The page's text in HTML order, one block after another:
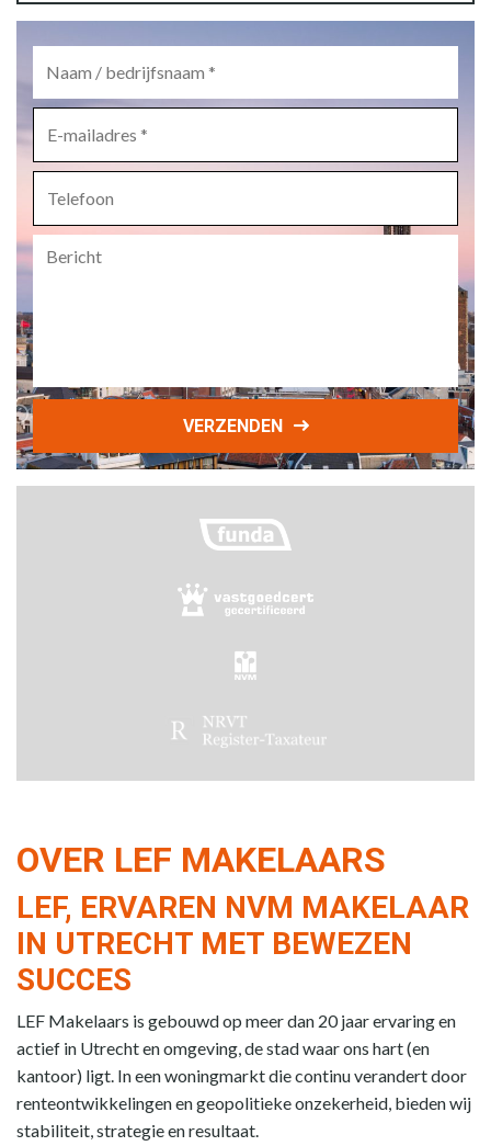
mailadres *
VERZENDEN
OVER LEF MAKELAARS
LEF, ERVAREN NVM MAKELAAR
IN UTRECHT MET BEWEZEN
SUCCES
LEF Makelaars is gebouwd op meer dan 20 jaar ervaring en
actief in Utrecht en omgeving, de stad waar ons hart (en
kantoor) ligt. In een woningmarkt die continu verandert door
renteontwikkelingen en geopolitieke onzekerheid, bieden wij
stabiliteit, strategie en resultaat.